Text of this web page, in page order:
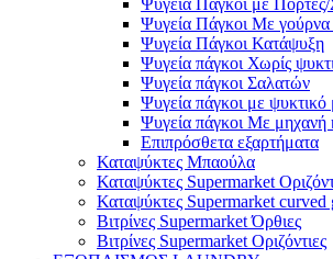
Ψυγεία Πάγκοι με
Ψυγεία Πάγκοι Με
Ψυγεία Πάγκοι Κατάψυξη
Ψυγεία πάγκοι Χωρίς
Ψυγεία πάγκοι Σαλατών
Ψυγεία πάγκοι με
Ψυγεία πάγκοι Με μηχανή
Επιπρόσθετα εξαρτήματα
Καταψύκτες Μπαούλα
Καταψύκτες Supermarket
Καταψύκτες Supermarket curved
Βιτρίνες Supermarket Όρθιες
Βιτρίνες Supermarket Οριζόντιες